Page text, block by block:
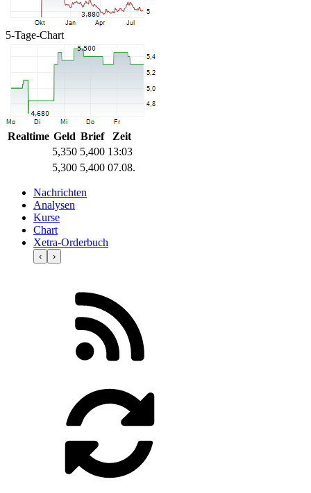
5-Tage-Chart
Realtime Geld Brief
Zeit
5,350 5,400 13:03
5,300 5,400 07.08.
Nachrichten
Analysen
Kurse
Chart
Xetra-Orderbuch
‹ ›